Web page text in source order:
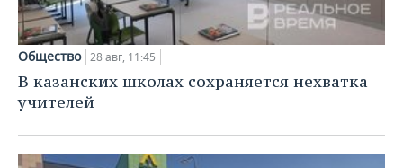
Общество 28 авг, 11:45
В казанских школах сохраняется нехватка
учителей